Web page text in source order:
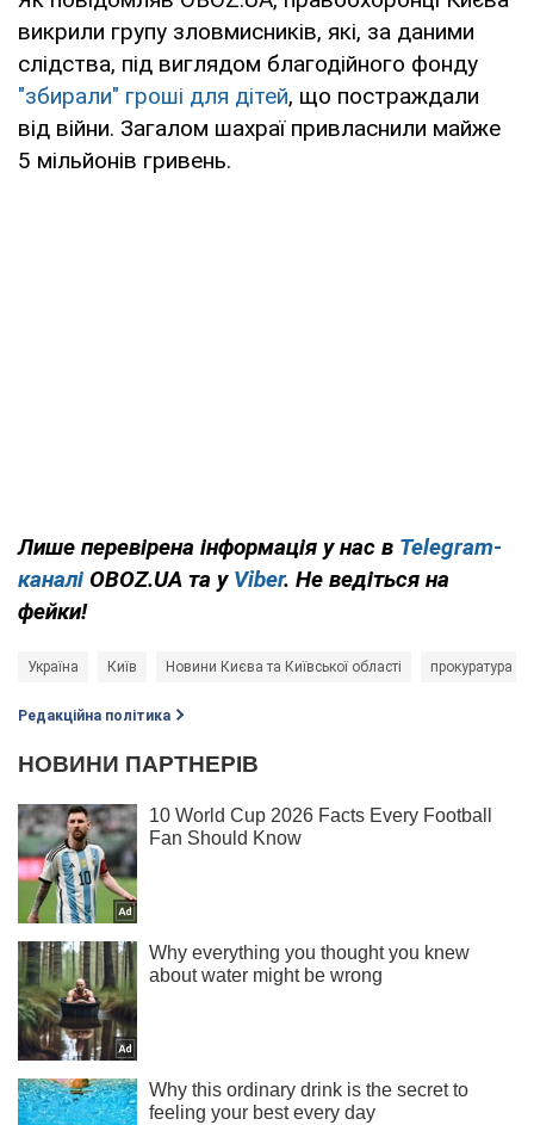
викрили групу зловмисників, які, за даними
слідства, під виглядом благодійного фонду
"збирали" гроші для дітей, що постраждали
від війни. Загалом шахраї привласнили майже
5 мільйонів гривень.
Лише перевірена інформація у нас в Telegram-
каналі OBOZ.UA та у Viber. Не ведіться на
фейки!
Україна Київ Новини Києва та Київської області прокуратура
Редакційна політика